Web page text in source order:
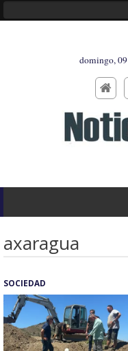
domingo,
axaragua
SOCIEDAD